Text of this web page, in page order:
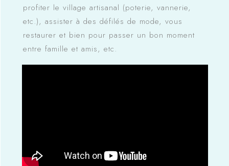
profiter le village artisanal (poterie, vannerie,
etc.), assister à des défilés de mode, vous
restaurer et bien pour passer un bon moment
entre famille et amis, etc.